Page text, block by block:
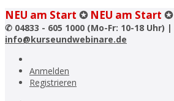
NEU am Start ✪ NEU am Start ✪
✆ 04833 - 605 1000 (Mo-Fr: 10-18 Uhr) |
info@kurseundwebinare.de
Anmelden
Registrieren